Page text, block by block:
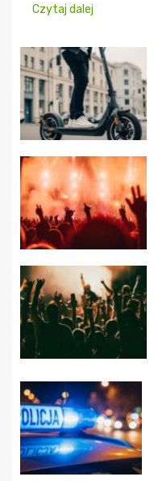
Czytaj dalej